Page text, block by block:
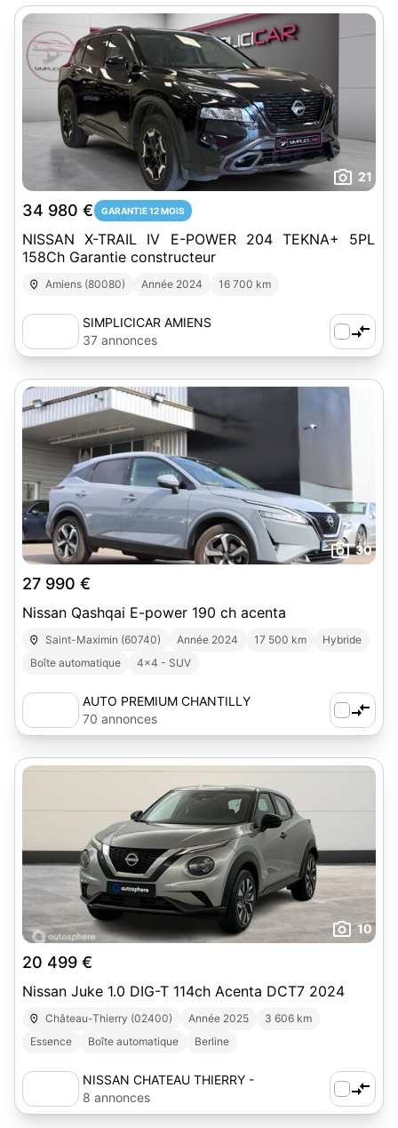
21
34 980 € GARANTIE 12 MOIS
NISSAN X-TRAIL IV E-POWER 204 TEKNA+ 5PL
158Ch Garantie constructeur
Amiens (80080) Année 2024 16 700 km
SIMPLICICAR AMIENS
37 annonces
30
27 990 €
Nissan Qashqai E-power 190 ch acenta
Saint-Maximin (60740) Année 2024 17 500 km
Hybride
Boîte automatique
4x4 - SUV
AUTO PREMIUM CHANTILLY
70 annonces
10
20 499 €
Nissan Juke 1.0 DIG-T 114ch Acenta DCT7 2024
Château-Thierry (02400) Année 2025
3 606 km
Essence
Boîte automatique Berline
NISSAN CHATEAU THIERRY -
AUTOSPHERE
8 annonces